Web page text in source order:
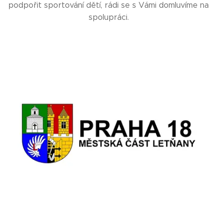
podpořit sportování dětí, rádi se s Vámi domluvíme na
spolupráci.